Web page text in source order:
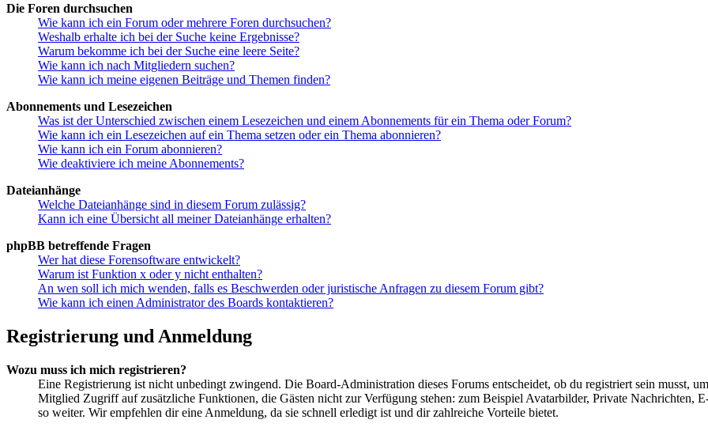
Die Foren durchsuchen
Wie kann ich ein Forum oder mehrere Foren durchsuchen?
Weshalb erhalte ich bei der Suche keine Ergebnisse?
Warum bekomme ich bei der Suche eine leere Seite?
Wie kann ich nach Mitgliedern suchen?
Wie kann ich meine eigenen Beiträge und Themen finden?
Abonnements und Lesezeichen
Was ist der Unterschied zwischen einem Lesezeichen und einem Abonnements für ein Thema oder Forum?
Wie kann ich ein Lesezeichen auf ein Thema setzen oder ein Thema abonnieren?
Wie kann ich ein Forum abonnieren?
Wie deaktiviere ich meine Abonnements?
Dateianhänge
Welche Dateianhänge sind in diesem Forum zulässig?
Kann ich eine Übersicht all meiner Dateianhänge erhalten?
phpBB betreffende Fragen
Wer hat diese Forensoftware entwickelt?
Warum ist Funktion x oder y nicht enthalten?
An wen soll ich mich wenden, falls es Beschwerden oder juristische Anfragen zu diesem Forum gibt?
Wie kann ich einen Administrator des Boards kontaktieren?
Registrierung und Anmeldung
Wozu muss ich mich registrieren?
Eine Registrierung ist nicht unbedingt zwingend. Die Board-Administration dieses Forums entscheidet, ob du registriert sein musst,
Mitglied Zugriff auf zusätzliche Funktionen, die Gästen nicht zur Verfügung stehen: zum Beispiel Avatarbilder, Private Nachrichten,
so weiter. Wir empfehlen dir eine Anmeldung, da sie schnell erledigt ist und dir zahlreiche Vorteile bietet.